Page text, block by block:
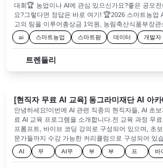
대회🏆 농업이나 AI에 관심 있으신가요?좋은 공모
요?그렇다면 정답은 바로 여기! 🏆2026 스마트농업
고의 팀을 이루어총상금 1억원, 농림축산식품부장관
기 데이터를 활용한원격 작물재배 모델 개발 📢 본선
원격 딸기 재배 실증 📅경진대회 일정- 6월 29일(월)
선- 2026년 9월~2027년 2월 개발 모델을 실제 온실
선- 2027년 2월 시상식 [참가 신청 방법]대회 공식 홈
경 가능🍗신청 선착순 50팀에게는 치킨 기프티콘을
서 궁금한 것이 있다면?6월 15일 한국농업기술진흥
2026 스마트농업 AI 경진대회 ‘설명회’를 참고하세
으니 언제든 보실 수 있습니다! 🚨잠깐! 팀원을 찾고
대회에 함께 참가할개발자, 데이터분석가, 농업 종사
세요!https://discord.gg/DfjcR6AN54
ai 스마트농업 스마트팜 데이터 개발자
트렌들리
[현직자 무료 AI 교육] 동그라미재단 AI 아
안녕하세요!이번에 AI 관련 직종의 현직자들, AI 초
료 AI 교육 프로그램을 소개합니다.전 교육 과정 무
프롬프트, 바이브 코딩 강의로 구성되어 있으며, 초
문가들까지 수강 가능한 커리큘럼으로 구성되어 있
에서 진행되었는데, 이번에 부산외국어대학교와 협
이 오픈 되었는데요!이번주 일요일(6/14)까지 모집
AI
교
무
료
AI무
료교
부
산
부
산
프
롬
바
브